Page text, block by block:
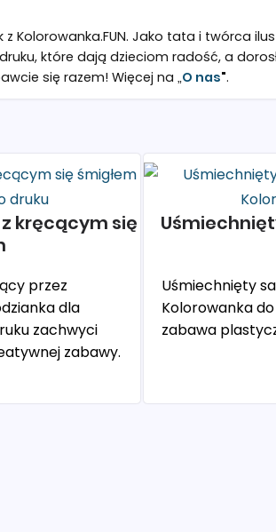
z Kolorowanka.FUN. Jako tata i twórca
które dają dzieciom radość, a
się razem! Więcej na „O nas".
kręcącym się
przez
dla
zachwyci
zabawy.
Uśmiechnięty
Kolorowanka
zabawa